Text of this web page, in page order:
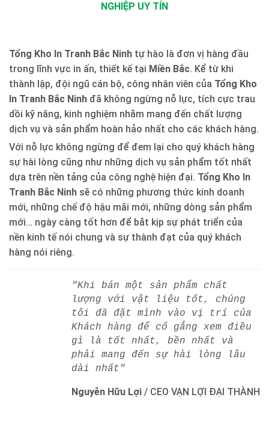
NGHIỆP UY TÍN
Tổng Kho In Tranh Bắc Ninh tự hào là đơn vị hàng đầu
trong lĩnh vực in ấn, thiết kế tại Miền Bắc. Kể từ khi
thành lập, đội ngũ cán bộ, công nhân viên của Tổng Kho
In Tranh Bắc Ninh đã không ngừng nỗ lực, tích cực trau
dồi kỹ năng, kinh nghiệm nhằm mang đến chất lượng
dịch vụ và sản phẩm hoàn hảo nhất cho các khách hàng.
Với nỗ lực không ngừng để đem lại cho quý khách hàng
sự hài lòng cũng như những dịch vụ sản phẩm tốt nhất
dựa trên nền tảng của công nghệ hiện đại. Tổng Kho In
Tranh Bắc Ninh sẽ có những phương thức kinh doanh
mới, những chế độ hậu mãi mới, những dòng sản phẩm
mới… ngày càng tốt hơn để bắt kịp sự phát triển của
nền kinh tế nói chung và sự thành đạt của quý khách
hàng nói riêng.
"Khi bán một sản phẩm chất
lượng với vật liệu tốt, chúng
tôi đã đặt mình vào vị trí của
Khách hàng để cố gắng xem điều
gì là tốt nhất, bền nhất và
phải mang đến sự hài lòng lâu
dài nhất"
Nguyễn Hữu Lợi / CEO VẠN LỢI ĐẠI THÀNH